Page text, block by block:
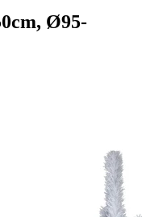
Ø95-